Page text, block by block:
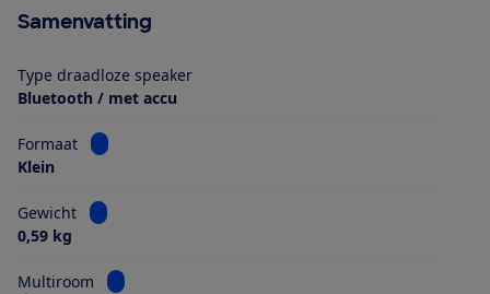
Samenvatting
Type draadloze speaker
Bluetooth / met accu
Formaat
Bekijk informatie voor Formaat
Klein
Gewicht
Bekijk informatie voor Gewicht
0,59 kg
Multiroom Bekijk informatie voor Multiroom